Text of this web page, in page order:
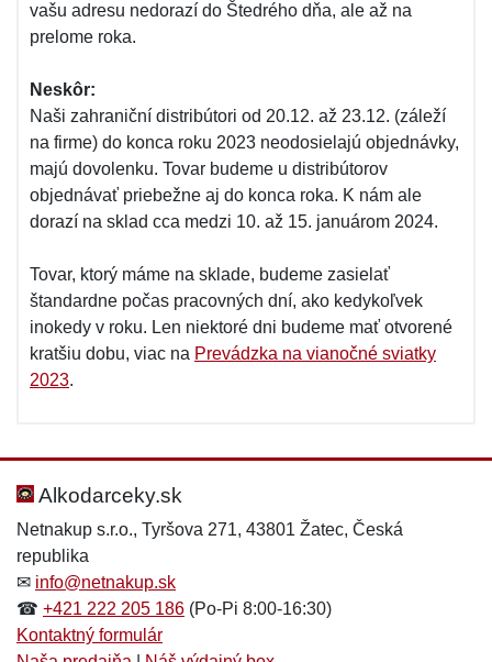
vašu adresu nedorazí do Štedrého dňa, ale až na
prelome roka.
Neskôr:
Naši zahraniční distribútori od 20.12. až 23.12. (záleží
na firme) do konca roku 2023 neodosielajú objednávky,
majú dovolenku. Tovar budeme u distribútorov
objednávať priebežne aj do konca roka. K nám ale
dorazí na sklad cca medzi 10. až 15. januárom 2024.
Tovar, ktorý máme na sklade, budeme zasielať
štandardne počas pracovných dní, ako kedykoľvek
inokedy v roku. Len niektoré dni budeme mať otvorené
kratšiu dobu, viac na Prevádzka na vianočné sviatky
2023.
Alkodarceky.sk
Netnakup s.r.o., Tyršova 271, 43801 Žatec, Česká
republika
✉ info@netnakup.sk
☎ +421 222 205 186 (Po-Pi 8:00-16:30)
Kontaktný formulár